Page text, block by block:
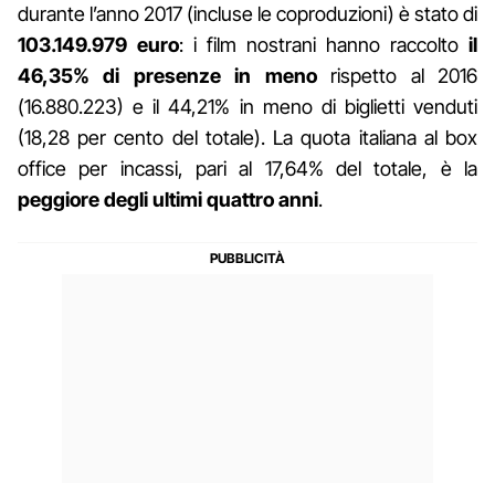
durante l’anno 2017 (incluse le coproduzioni) è stato di
103.149.979 euro: i film nostrani hanno raccolto il
46,35% di presenze in menorispetto al 2016
(16.880.223) e il 44,21% in meno di biglietti venduti
(18,28 per cento del totale). La quota italiana al box
office per incassi, pari al 17,64% del totale, è la
peggiore degli ultimi quattro anni.